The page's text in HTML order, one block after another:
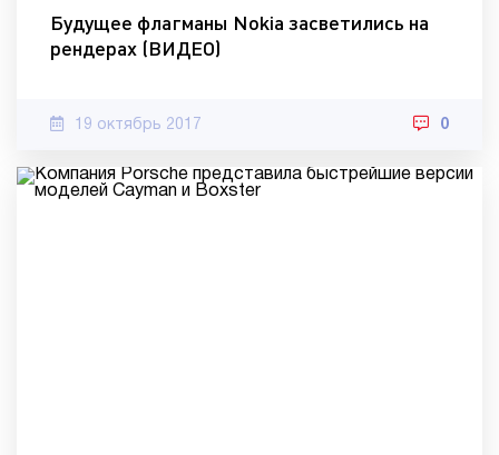
Будущее флагманы Nokia засветились на
рендерах (ВИДЕО)
19 октябрь 2017 0